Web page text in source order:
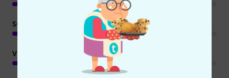
SOUND
VERARBEITUNG